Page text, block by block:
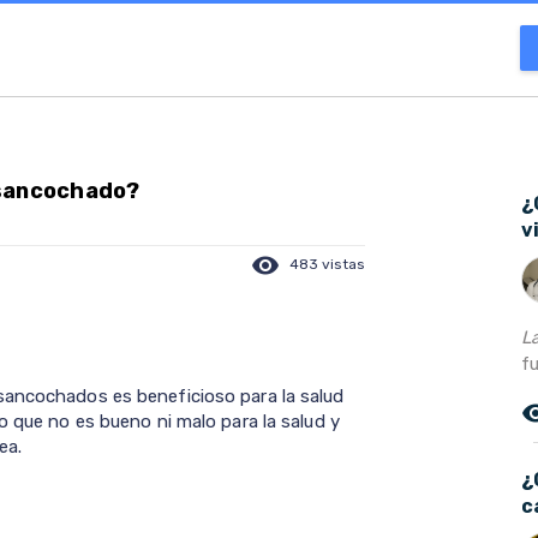
visibility 483 vistas
es beneficioso para la salud
no es bueno ni malo para la salud y